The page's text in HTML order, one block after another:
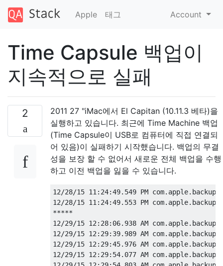
Apple 태그 Account
Time Capsule 백업이
지속적으로 실패
2
2011 27 "iMac에서 El Capitan (10.11.3 베타)을
실행하고 있습니다. 최근에 Time Machine 백업
(Time Capsule이 USB로 컴퓨터에 직접 연결되
어 있음)이 실패하기 시작했습니다. 백업의 무결
성을 보장 할 수 없어서 새로운 전체 백업을 수행
하고 이전 백업을 잃을 수 있습니다.
12/28/15 11:24:49.549 PM
12/28/15 11:24:49.553 PM
*****
12/29/15 12:28:06.938 AM
12/29/15 12:29:39.989 AM
12/29/15 12:29:45.976 AM
12/29/15 12:29:54.077 AM